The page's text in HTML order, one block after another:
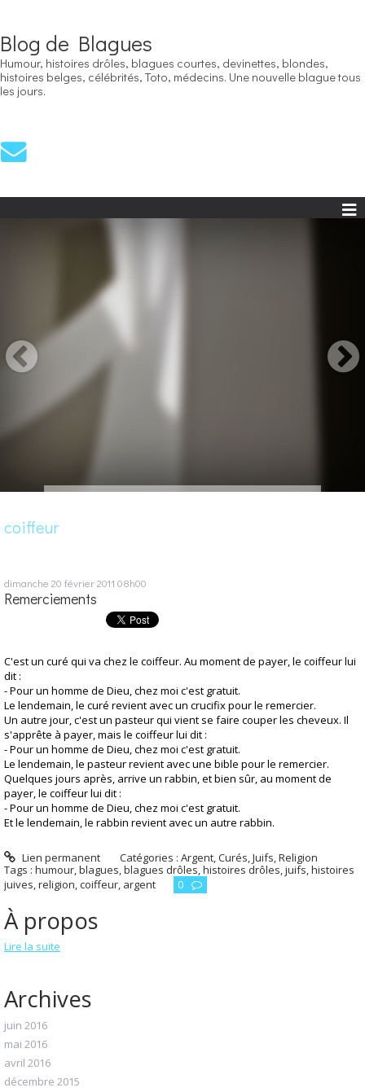
Blog de Blagues
Humour, histoires drôles, blagues courtes, devinettes, blondes,
histoires belges, célébrités, Toto, médecins. Une nouvelle blague tous
les jours.
À propos
Lire la suite
Archives
juin 2016
mai 2016
avril 2016
décembre 2015
coiffeur
dimanche 20 février 2011 08h00
Remerciements
C'est un curé qui va chez le coiffeur. Au moment de payer, le coiffeur lui
dit :
- Pour un homme de Dieu, chez moi c'est gratuit.
Le lendemain, le curé revient avec un crucifix pour le remercier.
Un autre jour, c'est un pasteur qui vient se faire couper les cheveux. Il
s'apprête à payer, mais le coiffeur lui dit :
- Pour un homme de Dieu, chez moi c'est gratuit.
Le lendemain, le pasteur revient avec une bible pour le remercier.
Quelques jours après, arrive un rabbin, et bien sûr, au moment de
payer, le coiffeur lui dit :
- Pour un homme de Dieu, chez moi c'est gratuit.
Et le lendemain, le rabbin revient avec un autre rabbin.
Lien permanent Catégories :Argent,Curés,Juifs,Religion
Tags : humour,blagues,blagues drôles,histoires drôles,juifs,histoires
juives,religion,coiffeur, argent 0